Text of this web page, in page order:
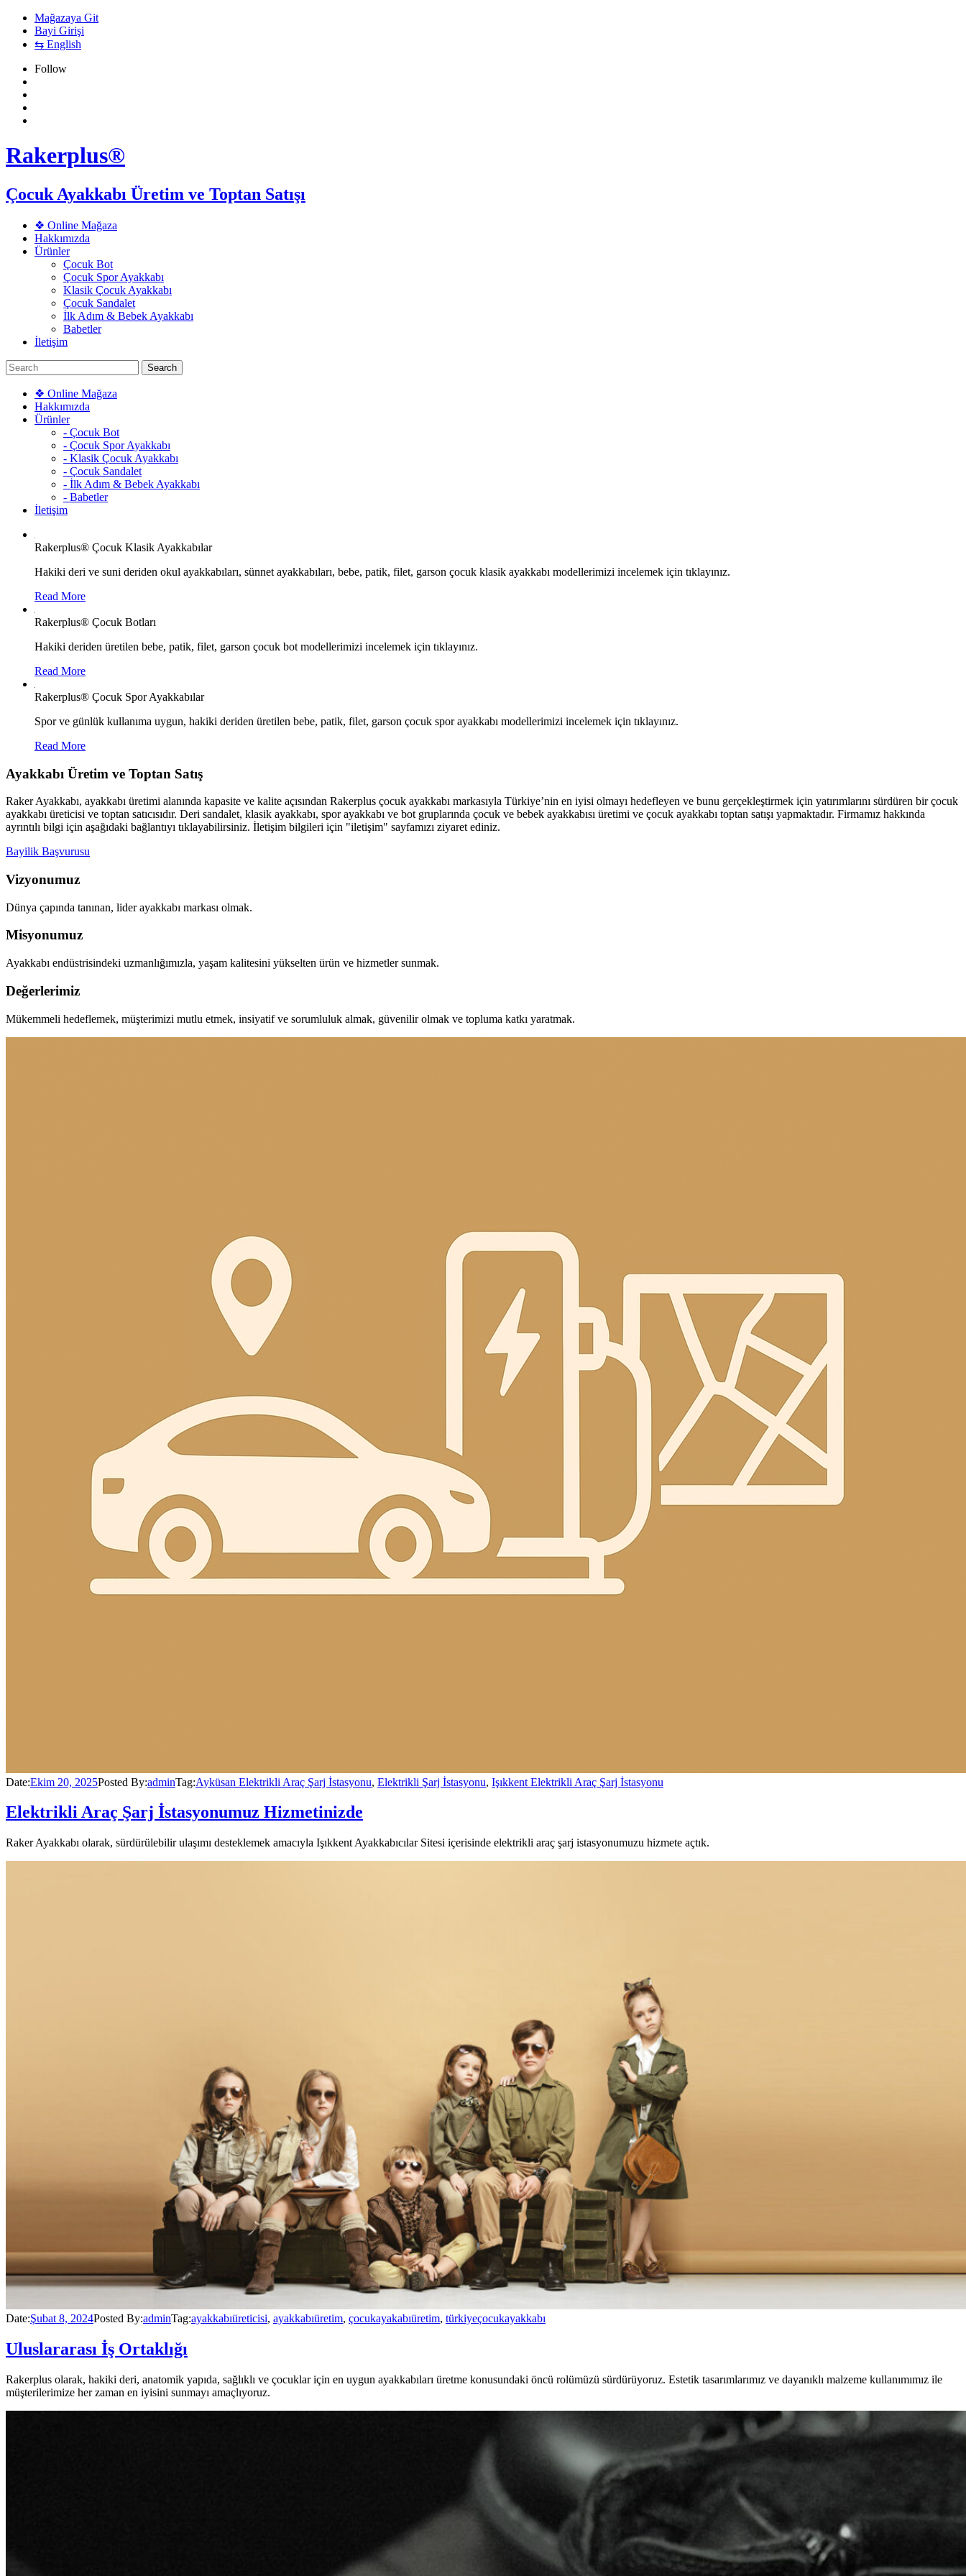
Mağazaya Git
Bayi Girişi
⇆ English
Follow
Rakerplus®
Çocuk Ayakkabı Üretim ve Toptan Satışı
❖ Online Mağaza
Hakkımızda
Ürünler
Çocuk Bot
Çocuk Spor Ayakkabı
Klasik Çocuk Ayakkabı
Çocuk Sandalet
İlk Adım & Bebek Ayakkabı
Babetler
İletişim
❖ Online Mağaza
Hakkımızda
Ürünler
- Çocuk Bot
- Çocuk Spor Ayakkabı
- Klasik Çocuk Ayakkabı
- Çocuk Sandalet
- İlk Adım & Bebek Ayakkabı
- Babetler
İletişim
Rakerplus® Çocuk Klasik Ayakkabılar
Hakiki deri ve suni deriden okul ayakkabıları, sünnet ayakkabıları, bebe, patik, filet, garson çocuk klasik ayakkabı modellerimizi incelemek için tıklayınız.
Read More
Rakerplus® Çocuk Botları
Hakiki deriden üretilen bebe, patik, filet, garson çocuk bot modellerimizi incelemek için tıklayınız.
Read More
Rakerplus® Çocuk Spor Ayakkabılar
Spor ve günlük kullanıma uygun, hakiki deriden üretilen bebe, patik, filet, garson çocuk spor ayakkabı modellerimizi incelemek için tıklayınız.
Read More
Ayakkabı Üretim ve Toptan Satış
Raker Ayakkabı, ayakkabı üretimi alanında kapasite ve kalite açısından Rakerplus çocuk ayakkabı markasıyla Türkiye’nin en iyisi olmayı hedefleyen ve bunu gerçekleştirmek için yatırımlarını sürdüren bir çocuk
ayakkabı üreticisi ve toptan satıcısıdır. Deri sandalet, klasik ayakkabı, spor ayakkabı ve bot gruplarında çocuk ve bebek ayakkabısı üretimi ve çocuk ayakkabı toptan satışı yapmaktadır. Firmamız hakkında
ayrıntılı bilgi için aşağıdaki bağlantıyı tıklayabilirsiniz. İletişim bilgileri için "iletişim" sayfamızı ziyaret ediniz.
Bayilik Başvurusu
Vizyonumuz
Dünya çapında tanınan, lider ayakkabı markası olmak.
Misyonumuz
Ayakkabı endüstrisindeki uzmanlığımızla, yaşam kalitesini yükselten ürün ve hizmetler sunmak.
Değerlerimiz
Mükemmeli hedeflemek, müşterimizi mutlu etmek, insiyatif ve sorumluluk almak, güvenilir olmak ve topluma katkı yaratmak.
Date:Ekim 20, 2025Posted By:adminTag:Ayküsan Elektrikli Araç Şarj İstasyonu, Elektrikli Şarj İstasyonu, Işıkkent Elektrikli Araç Şarj İstasyonu
Elektrikli Araç Şarj İstasyonumuz Hizmetinizde
Raker Ayakkabı olarak, sürdürülebilir ulaşımı desteklemek amacıyla Işıkkent Ayakkabıcılar Sitesi içerisinde elektrikli araç şarj istasyonumuzu hizmete açtık.
Date:Şubat 8, 2024Posted By:adminTag:ayakkabıüreticisi, ayakkabıüretim, çocukayakabıüretim, türkiyeçocukayakkabı
Uluslararası İş Ortaklığı
Rakerplus olarak, hakiki deri, anatomik yapıda, sağlıklı ve çocuklar için en uygun ayakkabıları üretme konusundaki öncü rolümüzü sürdürüyoruz. Estetik tasarımlarımız ve dayanıklı malzeme kullanımımız ile
müşterilerimize her zaman en iyisini sunmayı amaçlıyoruz.